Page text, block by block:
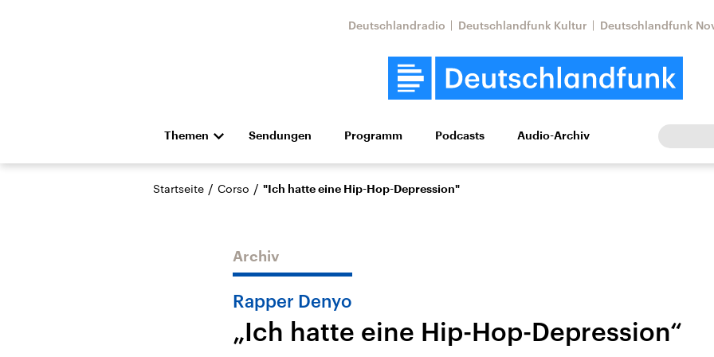
Deutschlandradio Deutschlandfunk Kultur Deutschlandfunk
Themen
Die Nachrichten Politik Wirtschaft Wissen Kultur Europa
Hörspiel und Feature Musik
Landtagswahl Sachsen-
Anhalt 2026
USA
Nahostkonflikt
Aktuelle Lage und
Iran
Sendungen Programm Podcasts Audio-Archiv
Startseite / Corso / "Ich hatte eine Hip-Hop-Depression"
Archiv
Rapper Denyo
„Ich hatte eine Hip-Hop-Depression“